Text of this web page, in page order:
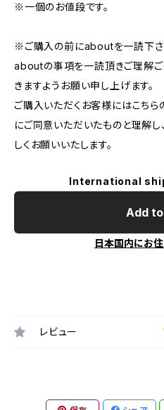
※一個のお値段です。
※ご購入の前にaboutを一読下さ
aboutの事項を一読頂きご理解
きますようお願い申し上げます。
ご購入いただくお客様にはこち
にご同意いただいたものと理解し
しくお願いいたします。
International
Add
日本国内にお
レビュー